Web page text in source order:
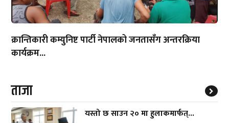
क्रान्तिकारी कम्युनिष्ट पार्टी नेपालको जनतासँग अन्तरक्रिया
कार्यक्रम...
ताजा
यस्तो छ साउन २० मा हुलाकमार्फत्...